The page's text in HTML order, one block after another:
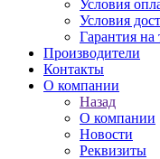
Условия
Условия
Гарантия на
Производители
Контакты
О компании
Назад
О компании
Новости
Реквизиты